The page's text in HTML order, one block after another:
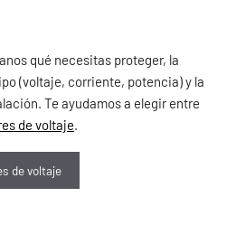
qué necesitas proteger, la
(voltaje, corriente, potencia) y la
Te ayudamos a elegir entre
de voltaje.
de voltaje